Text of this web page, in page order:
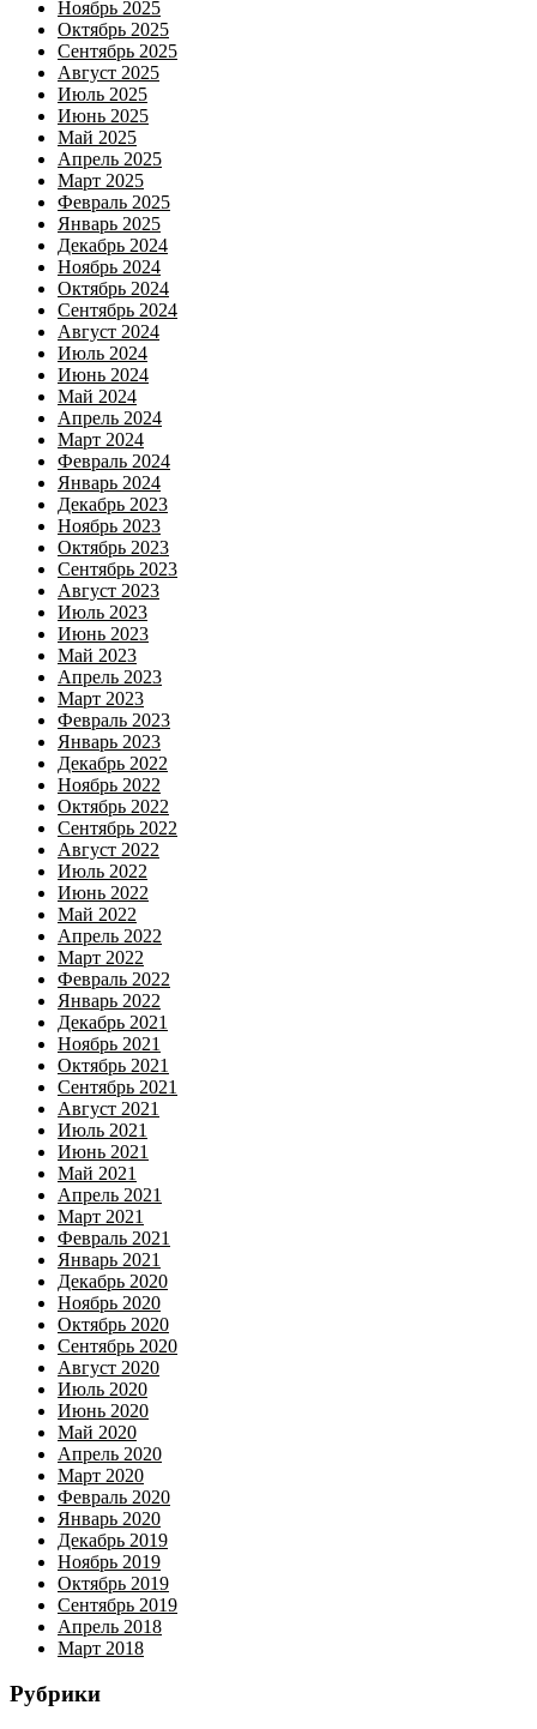
Ноябрь 2025
Октябрь 2025
Сентябрь 2025
Август 2025
Июль 2025
Июнь 2025
Май 2025
Апрель 2025
Март 2025
Февраль 2025
Январь 2025
Декабрь 2024
Ноябрь 2024
Октябрь 2024
Сентябрь 2024
Август 2024
Июль 2024
Июнь 2024
Май 2024
Апрель 2024
Март 2024
Февраль 2024
Январь 2024
Декабрь 2023
Ноябрь 2023
Октябрь 2023
Сентябрь 2023
Август 2023
Июль 2023
Июнь 2023
Май 2023
Апрель 2023
Март 2023
Февраль 2023
Январь 2023
Декабрь 2022
Ноябрь 2022
Октябрь 2022
Сентябрь 2022
Август 2022
Июль 2022
Июнь 2022
Май 2022
Апрель 2022
Март 2022
Февраль 2022
Январь 2022
Декабрь 2021
Ноябрь 2021
Октябрь 2021
Сентябрь 2021
Август 2021
Июль 2021
Июнь 2021
Май 2021
Апрель 2021
Март 2021
Февраль 2021
Январь 2021
Декабрь 2020
Ноябрь 2020
Октябрь 2020
Сентябрь 2020
Август 2020
Июль 2020
Июнь 2020
Май 2020
Апрель 2020
Март 2020
Февраль 2020
Январь 2020
Декабрь 2019
Ноябрь 2019
Октябрь 2019
Сентябрь 2019
Апрель 2018
Март 2018
Рубрики